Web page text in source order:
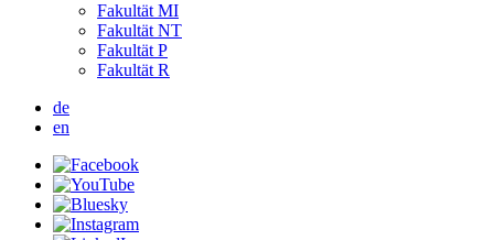
Fakultät MI
Fakultät NT
Fakultät P
Fakultät R
de
en